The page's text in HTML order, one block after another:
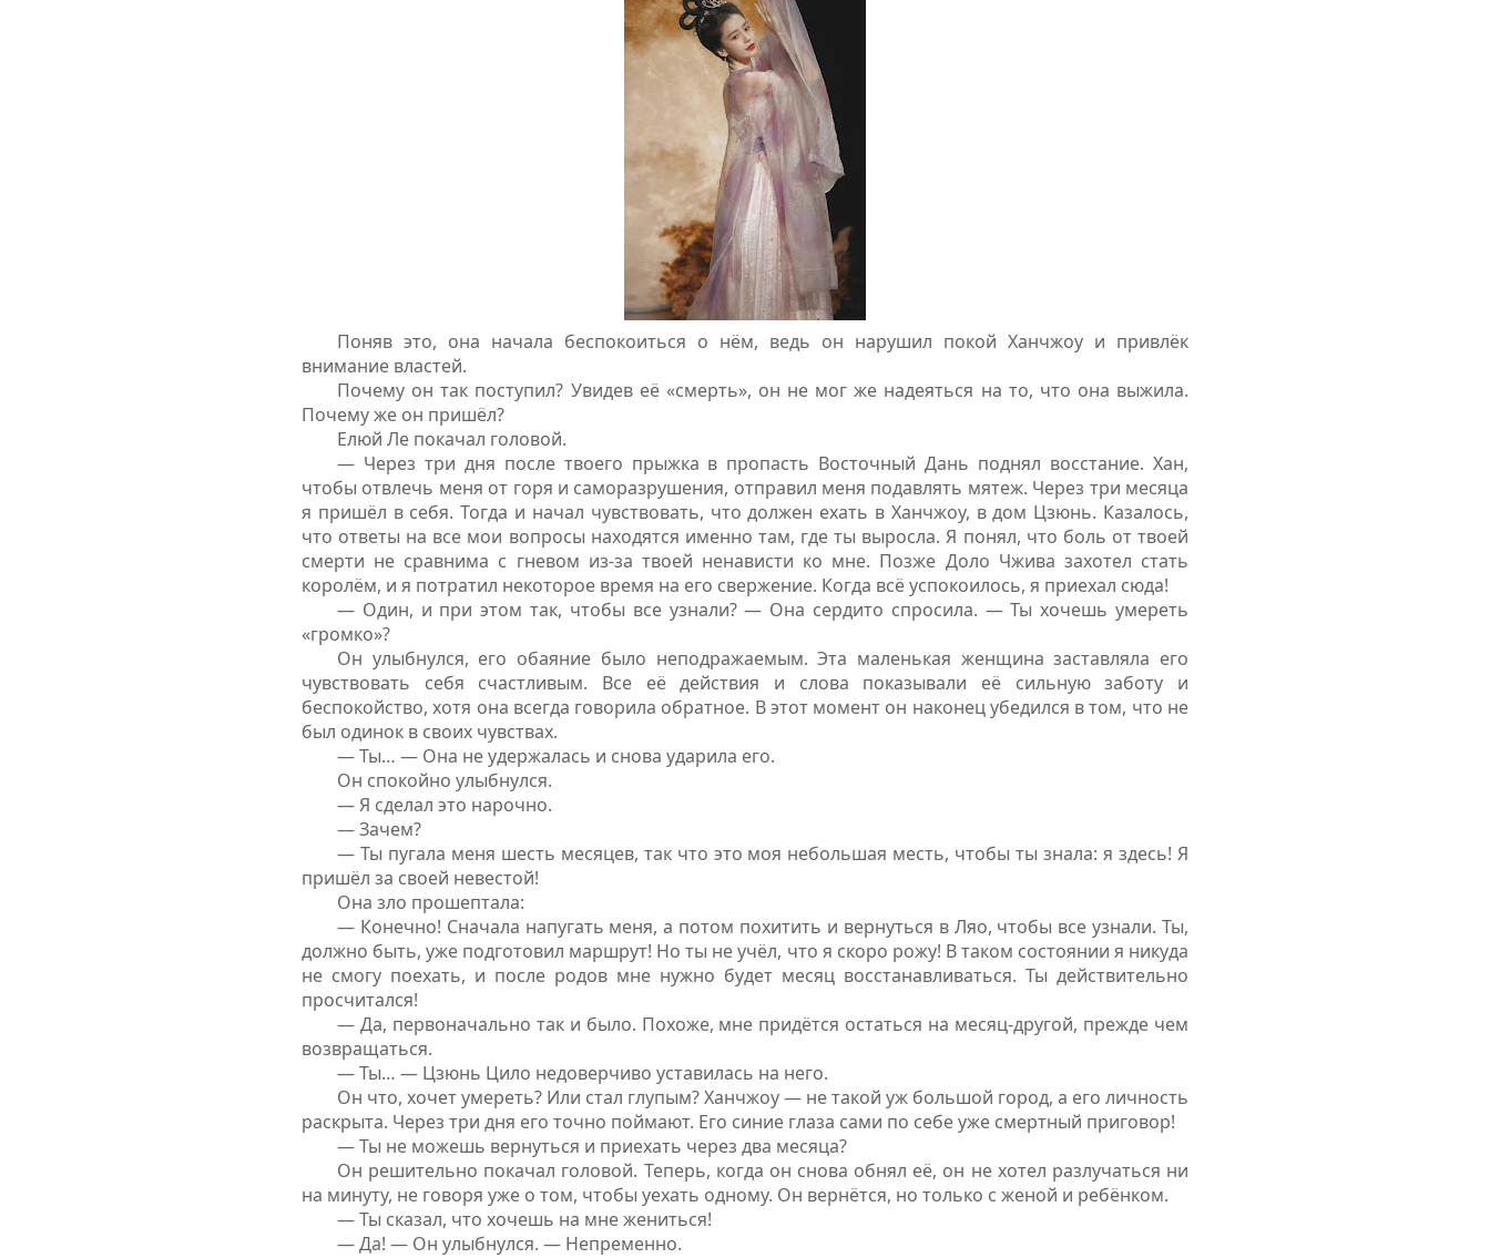
Поняв это, она начала беспокоиться о нём, ведь он нарушил покой Ханчжоу и привлёк
внимание властей.
Почему он так поступил? Увидев её «смерть», он не мог же надеяться на то, что она выжила.
Почему же он пришёл?
Елюй Ле покачал головой.
— Через три дня после твоего прыжка в пропасть Восточный Дань поднял восстание. Хан,
чтобы отвлечь меня от горя и саморазрушения, отправил меня подавлять мятеж. Через три месяца
я пришёл в себя. Тогда и начал чувствовать, что должен ехать в Ханчжоу, в дом Цзюнь. Казалось,
что ответы на все мои вопросы находятся именно там, где ты выросла. Я понял, что боль от твоей
смерти не сравнима с гневом из-за твоей ненависти ко мне. Позже Доло Чжива захотел стать
королём, и я потратил некоторое время на его свержение. Когда всё успокоилось, я приехал сюда!
— Один, и при этом так, чтобы все узнали? — Она сердито спросила. — Ты хочешь умереть
«громко»?
Он улыбнулся, его обаяние было неподражаемым. Эта маленькая женщина заставляла его
чувствовать себя счастливым. Все её действия и слова показывали её сильную заботу и
беспокойство, хотя она всегда говорила обратное. В этот момент он наконец убедился в том, что не
был одинок в своих чувствах.
— Ты… — Она не удержалась и снова ударила его.
Он спокойно улыбнулся.
— Я сделал это нарочно.
— Зачем?
— Ты пугала меня шесть месяцев, так что это моя небольшая месть, чтобы ты знала: я здесь! Я
пришёл за своей невестой!
Она зло прошептала:
— Конечно! Сначала напугать меня, а потом похитить и вернуться в Ляо, чтобы все узнали. Ты,
должно быть, уже подготовил маршрут! Но ты не учёл, что я скоро рожу! В таком состоянии я никуда
не смогу поехать, и после родов мне нужно будет месяц восстанавливаться. Ты действительно
просчитался!
— Да, первоначально так и было. Похоже, мне придётся остаться на месяц-другой, прежде чем
возвращаться.
— Ты… — Цзюнь Цило недоверчиво уставилась на него.
Он что, хочет умереть? Или стал глупым? Ханчжоу — не такой уж большой город, а его личность
раскрыта. Через три дня его точно поймают. Его синие глаза сами по себе уже смертный приговор!
— Ты не можешь вернуться и приехать через два месяца?
Он решительно покачал головой. Теперь, когда он снова обнял её, он не хотел разлучаться ни
на минуту, не говоря уже о том, чтобы уехать одному. Он вернётся, но только с женой и ребёнком.
— Ты сказал, что хочешь на мне жениться!
— Да! — Он улыбнулся. — Непременно.